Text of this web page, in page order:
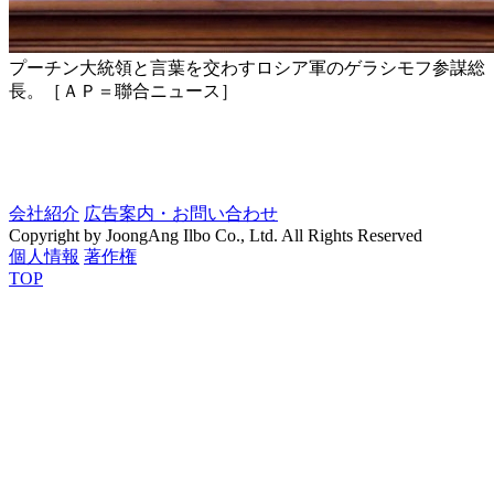
プーチン大統領と言葉を交わすロシア軍のゲラシモフ参謀総
長。［ＡＰ＝聯合ニュース］
会社紹介 広告案内・お問い合わせ
Copyright by JoongAng Ilbo Co., Ltd. All Rights Reserved
個人情報 著作権
TOP